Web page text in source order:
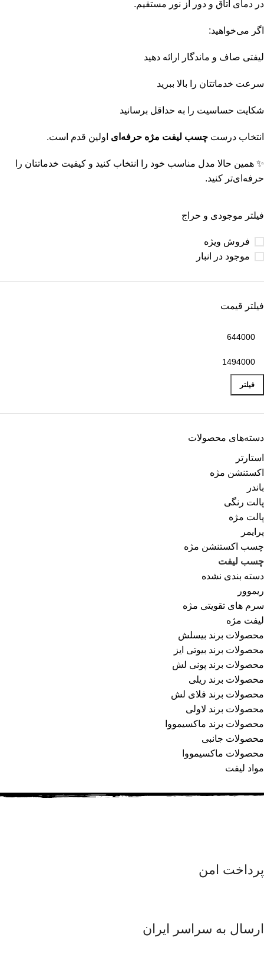
فیلتر موجودی و حراج
فروش ویژه
موجود در انبار
فیلتر قیمت
فیلتر
دسته‌های محصولات
استارتر
اکستنشن مژه
باندر
پالت رنگی
پالت مژه
پرایمر
چسب اکستنشن مژه
چسب لیفت
دسته بندی نشده
ریموور
سرم های تقویتی مژه
لیفت مژه
محصولات برند بیسلش
محصولات برند بیوتی ایز
محصولات برند پونی لش
محصولات برند ریلی
محصولات برند فلای لش
محصولات برند لاولی
محصولات برند ماکسیمووا
محصولات جانبی
محصولات ماکسیمووا
مواد لیفت
در دمای اتاق و دور از نور مستقیم.
اگر می‌خواهید:
لیفتی صاف و ماندگار ارائه دهید
سرعت خدماتتان را بالا ببرید
شکایت حساسیت را به حداقل برسانید
انتخاب درست چسب لیفت مژه حرفه‌ای اولین قدم است.
✨ همین حالا مدل مناسب خود را انتخاب کنید و کیفیت خدماتتان را
حرفه‌ای‌تر کنید.
پرداخت امن
ارسال به سراسر ایران